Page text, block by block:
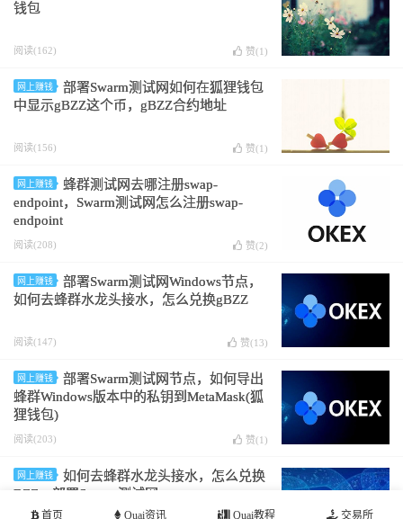
钱包
阅读(162) 赞(1 )
网上赚钱
部署Swarm测试网如何在狐狸钱包
中显示gBZZ这个币，gBZZ合约地址
阅读(156) 赞(1 )
网上赚钱
蜂群测试网去哪注册swap-
endpoint，Swarm测试网怎么注册swap-
endpoint
阅读(208) 赞(2)
网上赚钱
部署Swarm测试网Windows节点，
如何去蜂群水龙头接水，怎么兑换gBZZ
阅读(147) 赞(13)
网上赚钱
部署Swarm测试网节点，如何导出
蜂群Windows版本中的私钥到MetaMask(狐
狸钱包)
阅读(203) 赞(1 )
网上赚钱
如何去蜂群水龙头接水，怎么兑换
BZZ，部署Swarm测试网
首页 Quai资讯 Quai教程 交易所